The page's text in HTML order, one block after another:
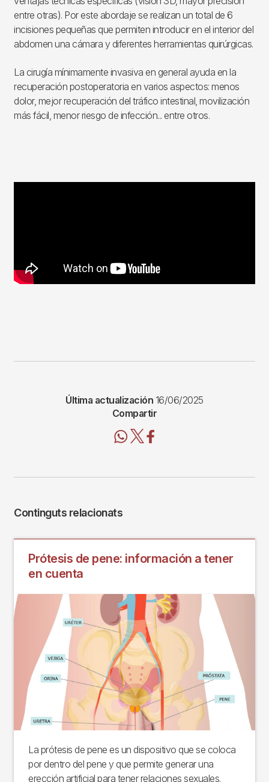
entre otras). Por este abordaje se realizan un total de 6
incisiones pequeñas que permiten introducir en el interior del
abdomen una cámara y diferentes herramientas quirúrgicas.
La cirugía mínimamente invasiva en general ayuda en la
recuperación postoperatoria en varios aspectos: menos
dolor, mejor recuperación del tráfico intestinal, movilización
más fácil, menor riesgo de infección... entre otros.
Última actualización 16/06/2025
Compartir
Continguts relacionats
Prótesis de pene: información a tener
en cuenta
La prótesis de pene es un dispositivo que se coloca
por dentro del pene y que permite generar una
erección artificial para tener relaciones sexuales.